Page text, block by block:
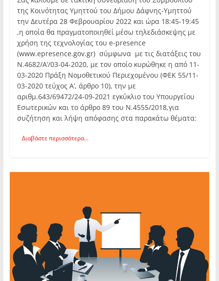
της Κοινότητας Υμηττού του Δήμου Δάφνης-Υμηττού
την Δευτέρα 28 Φεβρουαρίου 2022 και ώρα 18:45-19:45
,η οποία θα πραγματοποιηθεί μέσω τηλεδιάσκεψης με
χρήση της τεχνολογίας του e-presence
(www.epresence.gov.gr) σύμφωνα με τις διατάξεις του
Ν.4682/Α’/03-04-2020, με τον οποίο κυρώθηκε η από 11-
03-2020 Πράξη Νομοθετικού Περιεχομένου (ΦΕΚ 55/11-
03-2020 τεύχος Α’, άρθρο 10), την με
αριθμ.643/69472/24-09-2021 εγκύκλιο του Υπουργείου
Εσωτερικών και το άρθρο 89 του Ν.4555/2018,για
συζήτηση και λήψη απόφασης στα παρακάτω θέματα:
Διαβάστε περισσότερα...